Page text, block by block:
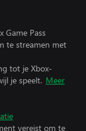
Game Pass
te streamen met
tot je Xbox-
je speelt. Meer
vereist om te